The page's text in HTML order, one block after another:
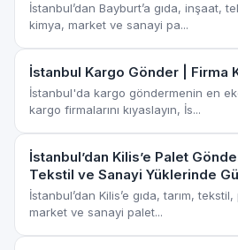
İstanbul’dan Bayburt’a gıda, inşaat,
kimya, market ve sanayi pa...
İstanbul Kargo Gönder | Firma
İstanbul'da kargo göndermenin en
kargo firmalarını kıyaslayın, İs...
İstanbul’dan Kilis’e Palet
Tekstil ve Sanayi Yüklerinde
İstanbul’dan Kilis’e gıda, tarım,
market ve sanayi palet...